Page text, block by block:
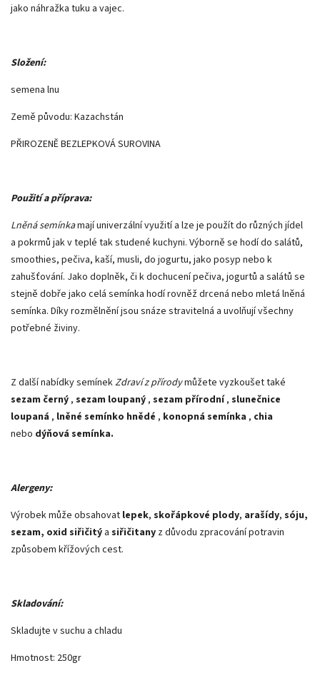
jako náhražka tuku a vajec.
Složení:
semena lnu
Země původu: Kazachstán
PŘIROZENĚ BEZLEPKOVÁ SUROVINA
Použití a příprava:
Lněná semínkamají univerzální využití a lze je použít do různých jídel
a pokrmů jak v teplé tak studené kuchyni. Výborně se hodí do salátů,
smoothies, pečiva, kaší, musli, do jogurtu, jako posyp nebo k
zahušťování. Jako doplněk, či k dochucení pečiva, jogurtů a salátů se
stejně dobře jako celá semínka hodí rovněž drcená nebo mletá lněná
semínka. Díky rozmělnění jsou snáze stravitelná a uvolňují všechny
potřebné živiny.
Z další nabídky semínekZdraví z přírodymůžete vyzkoušet také
sezam černý , sezam loupaný , sezam přírodní, slunečnice
loupaná , lněné semínko hnědé , konopná semínka , chia
nebo dýňová semínka.
Alergeny:
Výrobek může obsahovat lepek, skořápkové plody, arašídy, sóju,
sezam, oxid siřičitý a siřičitany z důvodu zpracování potravin
způsobem křížových cest.
Skladování:
Skladujte v suchu a chladu
Hmotnost: 250gr